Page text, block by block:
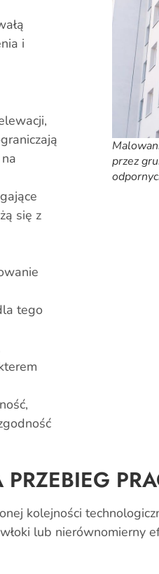
i
się z
tego
przez
kolejności
lub nierównomierny